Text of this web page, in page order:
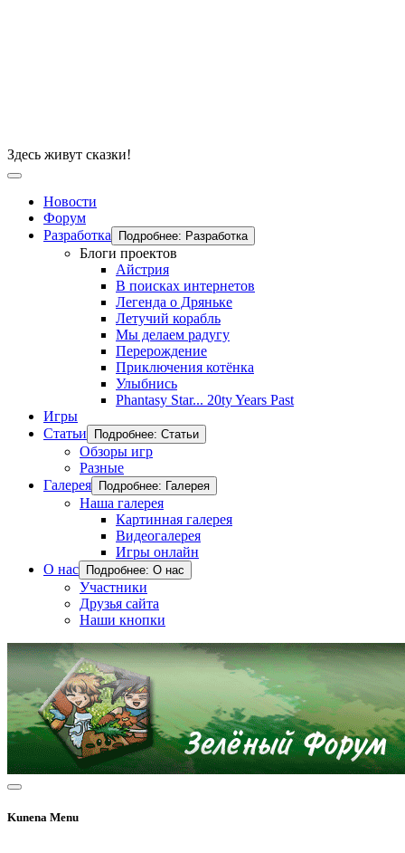
Здесь живут сказки!
Новости
Форум
Разработка
Подробнее: Разработка
Блоги проектов
Айстрия
В поисках интернетов
Легенда о Дряньке
Летучий корабль
Мы делаем радугу
Перерождение
Приключения котёнка
Улыбнись
Phantasy Star... 20ty Years Past
Игры
Статьи
Подробнее: Статьи
Обзоры игр
Разные
Галерея
Подробнее: Галерея
Наша галерея
Картинная галерея
Видеогалерея
Игры онлайн
О нас
Подробнее: О нас
Участники
Друзья сайта
Наши кнопки
Kunena Menu